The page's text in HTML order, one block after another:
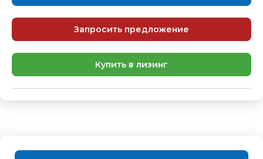
Запросить предложение
Купить в лизинг